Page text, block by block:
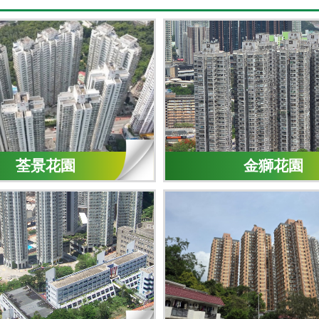
荃景花園 金獅花園